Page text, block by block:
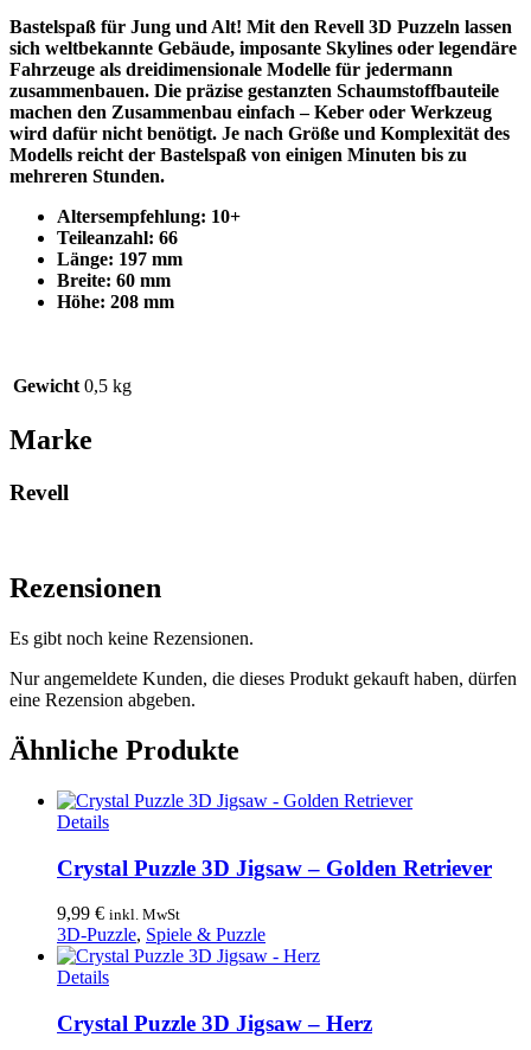
Bastelspaß für Jung und Alt! Mit den Revell 3D Puzzeln lassen
sich weltbekannte Gebäude, imposante Skylines oder legendäre
Fahrzeuge als dreidimensionale Modelle für jedermann
zusammenbauen. Die präzise gestanzten Schaumstoffbauteile
machen den Zusammenbau einfach – Keber oder Werkzeug
wird dafür nicht benötigt. Je nach Größe und Komplexität des
Modells reicht der Bastelspaß von einigen Minuten bis zu
mehreren Stunden.
Altersempfehlung: 10+
Teileanzahl: 66
Länge: 197 mm
Breite: 60 mm
Höhe: 208 mm
Gewicht 0,5 kg
Marke
Revell
Rezensionen
Es gibt noch keine Rezensionen.
Nur angemeldete Kunden, die dieses Produkt gekauft haben, dürfen
eine Rezension abgeben.
Ähnliche Produkte
Details
Crystal Puzzle 3D Jigsaw – Golden Retriever
9,99 € inkl. MwSt
3D-Puzzle, Spiele & Puzzle
Details
Crystal Puzzle 3D Jigsaw – Herz